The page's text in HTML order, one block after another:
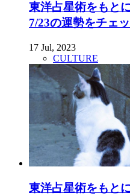
東洋占星術をもと
7/23の運勢をチェッ
17 Jul, 2023
CULTURE
東洋占星術をもと